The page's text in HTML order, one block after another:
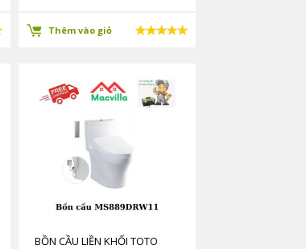
Thêm vào giỏ
BỒN CẦU LIỀN KHỐI TOTO